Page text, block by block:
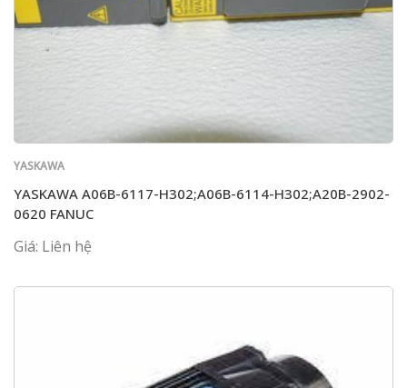
YASKAWA
YASKAWA A06B-6117-H302;A06B-6114-H302;A20B-2902-
0620 FANUC
Giá: Liên hệ